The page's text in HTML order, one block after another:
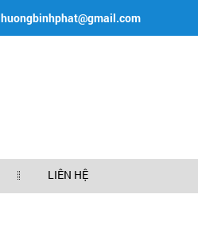
huongbinhphat@gmail.com
LIÊN HỆ